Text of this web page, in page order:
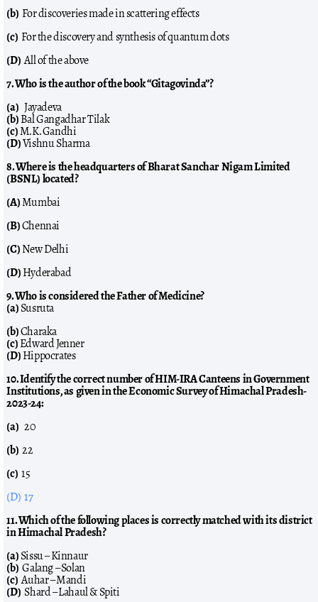
(b) For discoveries made in scattering effects
(c) For the discovery and synthesis of quantum dots
(D)All of the above
7. Who is the author of the book “Gitagovinda”?
(a) Jayadeva
(b)Bal Gangadhar Tilak
(c)M.K. Gandhi
(D)Vishnu Sharma
8. Where is the headquarters of Bharat Sanchar Nigam Limited
(BSNL) located?
(A)Mumbai
(B)Chennai
(C)New Delhi
(D)Hyderabad
9. Who is considered the Father of Medicine?
(a)Susruta
(b)Charaka
(c)Edward Jenner
(D)Hippocrates
10. Identify the correct number of HIM-IRA Canteens in Government
Institutions, as given in the Economic Survey of Himachal Pradesh-
2023-24:
(a) 20
(b) 22
(c) 15
(D) 17
11. Which of the following places is correctly matched with its district
in Himachal Pradesh?
(a)Sissu – Kinnaur
(b) Galang – Solan
(c)Auhar – Mandi
(D) Shard – Lahaul & Spiti